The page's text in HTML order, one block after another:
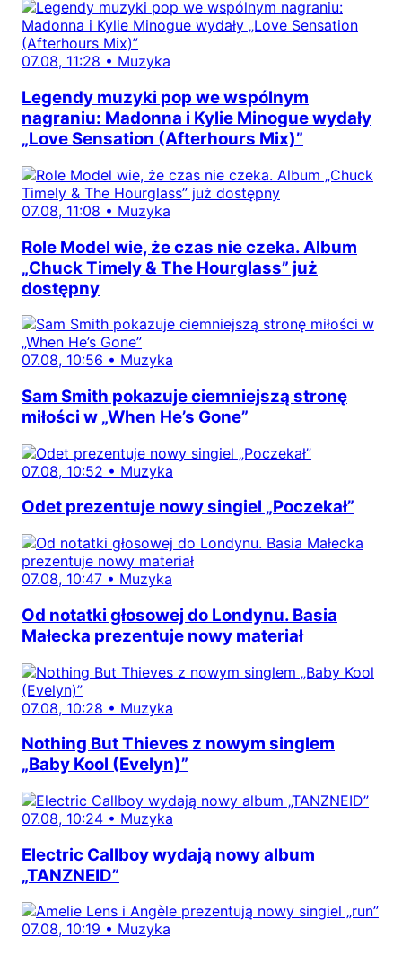
07.08, 11:28 • Muzyka
Legendy muzyki pop we wspólnym
nagraniu: Madonna i Kylie Minogue wydały
„Love Sensation (Afterhours Mix)”
07.08, 11:08 • Muzyka
Role Model wie, że czas nie czeka. Album
„Chuck Timely & The Hourglass” już
dostępny
07.08, 10:56 • Muzyka
Sam Smith pokazuje ciemniejszą stronę
miłości w „When He’s Gone”
07.08, 10:52 • Muzyka
Odet prezentuje nowy singiel „Poczekał”
07.08, 10:47 • Muzyka
Od notatki głosowej do Londynu. Basia
Małecka prezentuje nowy materiał
07.08, 10:28 • Muzyka
Nothing But Thieves z nowym singlem
„Baby Kool (Evelyn)”
07.08, 10:24 • Muzyka
Electric Callboy wydają nowy album
„TANZNEID”
07.08, 10:19 • Muzyka